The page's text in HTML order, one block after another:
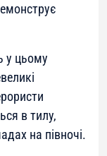
у цьому
в тилу,
на півночі.